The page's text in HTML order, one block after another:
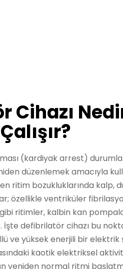
Cihazı
(kardiyak arrest)
düzenlemek amacıyla
ritim bozukluklarında kalp,
özellikle ventriküler
ritimler, kalbin kan
defibrilatör cihazı bu
ve yüksek enerjili bir elektrik
kaotik elektriksel
yeniden normal ritmi